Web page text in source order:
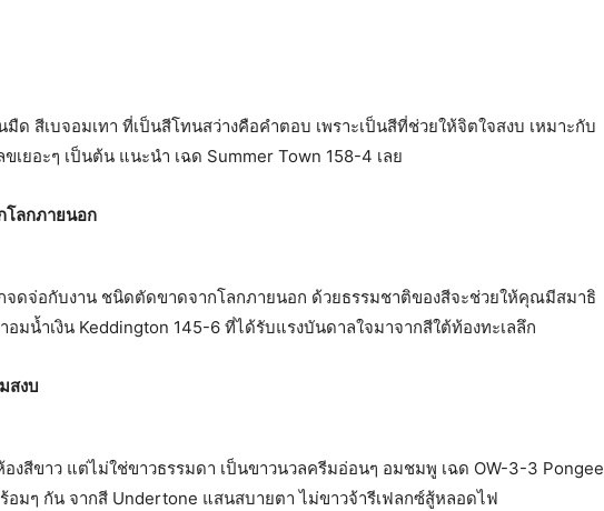
สีเบจอมเทา ที่เป็นสีโทนสว่างคือคำตอบ เพราะเป็นสีที่ช่วยให้จิตใจสงบ เหมาะกับ
เยอะๆ เป็นต้น แนะนำ เฉด Summer Town 158-4 เลย
โลกภายนอก
จดจ่อกับงาน ชนิดตัดขาดจากโลกภายนอก ด้วยธรรมชาติของสีจะช่วยให้คุณมีสมาธิ
มน้ำเงิน Keddington 145-6 ที่ได้รับแรงบันดาลใจมาจากสีใต้ท้องทะเลลึก
สงบ
งสีขาว แต่ไม่ใช่ขาวธรรมดา เป็นขาวนวลครีมอ่อนๆ อมชมพู เฉด OW-3-3 Pongee
มๆ กัน จากสี Undertone แสนสบายตา ไม่ขาวจ้ารีเฟลกซ์สู้หลอดไฟ